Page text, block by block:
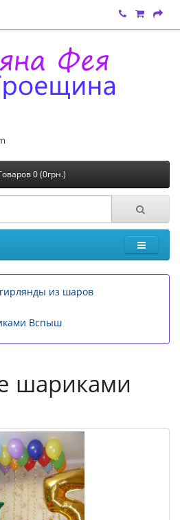
0 (0грн.)
из шаров
Вспыш
шариками